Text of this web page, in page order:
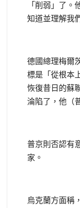
「削弱」了。
知道並理解我
德國總理梅爾
標是「從根本
恢復昔日的蘇
淪陷了，他（
普京則否認有
家。
烏克蘭方面稱